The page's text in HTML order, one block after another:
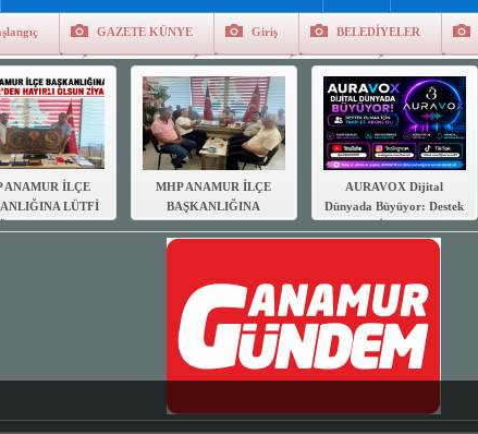
GAZETE KÜNYE Giriş BELEDİYELER
Yazarlar Manşetler Güncel Genel Foto Galeri
Kayıt Ol
ANAMUR İLÇE
LÜTFİ
MHP ANAMUR İLÇE
BAŞKANLIĞINA
DERNEĞİNDEN
ZİYARETİ
AURAVOX Dijital
Dünyada Büyüyor: Destek